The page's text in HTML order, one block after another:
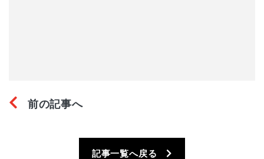
前の記事へ
記事一覧へ戻る